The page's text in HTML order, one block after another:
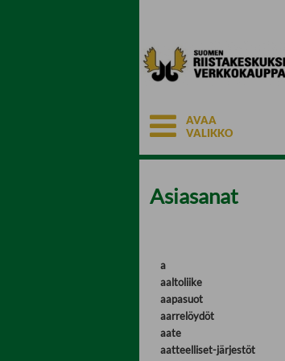
AVAA
VALIKKO
Asiasanat
a
aaltoliike
aapasuot
aarrelöydöt
aate
aatteelliset-järjestöt